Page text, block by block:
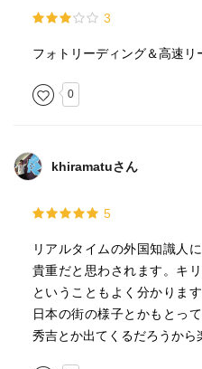
この時代が好きな方にはお勧
3
フォトリーディング＆高速リ
0
khiramatuさん
5
リアルタイムの外国知識人
貴重だと思わされます。キ
ということもよく分かりま
日本の街の様子とかもとっ
秀吉とか出てくるだろうから